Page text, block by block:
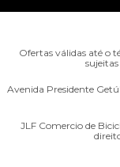
Ofertas válidas até o
Avenida Presidente
JLF Comercio de